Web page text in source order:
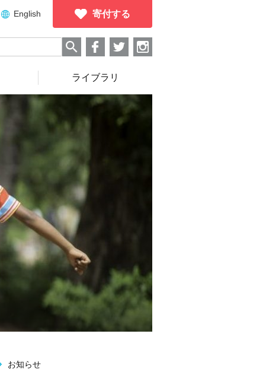
寄付する
English
ライブラリ
お知らせ